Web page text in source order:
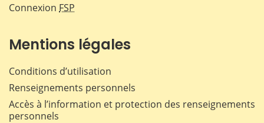
Connexion FSP
Mentions légales
Conditions d’utilisation
Renseignements personnels
Accès à l’information et protection des renseignements
personnels